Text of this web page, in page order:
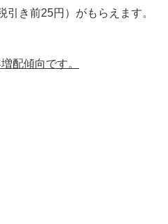
引き前25円）がもらえます。
配傾向です。